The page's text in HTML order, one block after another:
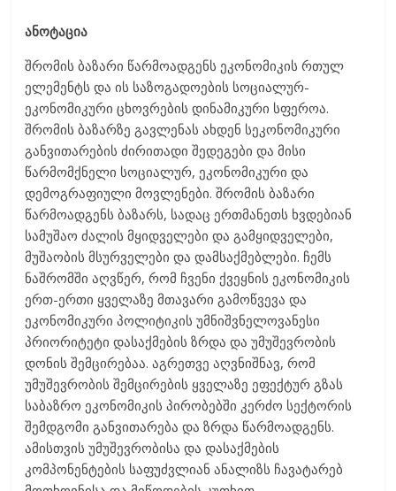
ანოტაცია
შრომის ბაზარი წარმოადგენს ეკონომიკის რთულ
ელემენტს და ის საზოგადოების სოციალურ-
ეკონომიკური ცხოვრების დინამიკური სფეროა.
შრომის ბაზარზე გავლენას ახდენ სეკონომიკური
განვითარების ძირითადი შედეგები და მისი
წარმომქნელი სოციალურ, ეკონომიკური და
დემოგრაფიული მოვლენები. შრომის ბაზარი
წარმოადგენს ბაზარს, სადაც ერთმანეთს ხვდებიან
სამუშაო ძალის მყიდველები და გამყიდველები,
მუშაობის მსურველები და დამსაქმებლები. ჩემს
ნაშრომში აღვწერ, რომ ჩვენი ქვეყნის ეკონომიკის
ერთ-ერთი ყველაზე მთავარი გამოწვევა და
ეკონომიკური პოლიტიკის უმნიშვნელოვანესი
პრიორიტეტი დასაქმების ზრდა და უმუშევრობის
დონის შემცირებაა. აგრეთვე აღვნიშნავ, რომ
უმუშევრობის შემცირების ყველაზე ეფექტურ გზას
საბაზრო ეკონომიკის პირობებში კერძო სექტორის
შემდგომი განვითარება და ზრდა წარმოადგენს.
ამისთვის უმუშევრობისა და დასაქმების
კომპონენტების საფუძვლიან ანალიზს ჩავატარებ